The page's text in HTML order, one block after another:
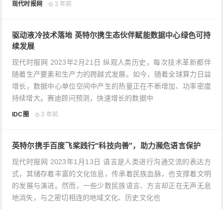
现代时报网 3 年前
驱动液冷技术落地 英特尔携生态伙伴赋能数据中心绿色可持
续发展
现代时报网 2023年2月21日 纵观人类历史，每次技术革新都伴
随着生产要素和生产力的跨越式发展。如今，随着全球算力日益
增长，数据中心单位空间中产生的热量正在不断增加、功率密度
持续增大。赛迪顾问预测，快速增长的数据中
IDC圈 3 年前
英特尔携手百度飞桨践行“科技向善”，助力濒危语言保护
现代时报网 2023年1月13日 语言是人类进行沟通交流的表达方
式，其储存着丰富的文化信息，传承着民族血脉，也支撑着文明
的发展与演进。然而，一些少数民族语言、方言却正在无声无息
地消失，与之密切相连的地域文化、历史文化也